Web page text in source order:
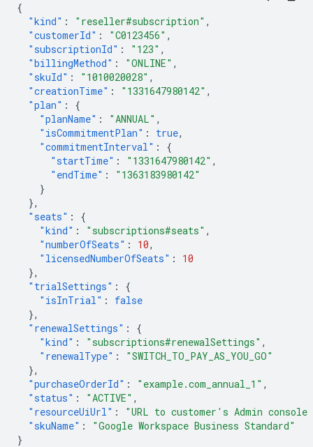
{
"kind" : "reseller#subscription" ,
"customerId" : "C0123456" ,
"subscriptionId" : "123" ,
"billingMethod" : "ONLINE" ,
"skuId" : "1010020028" ,
"creationTime" : "1331647980142" ,
"plan" :
{
"planName" : "ANNUAL" ,
"isCommitmentPlan" : true,
"commitmentInterval" :
{
"startTime" : "1331647980142" ,
"endTime" :
"1363183980142"
}
},
"seats" :
{
"kind" : "subscriptions#seats" ,
"numberOfSeats" : 10,
"licensedNumberOfSeats" :
10
},
"trialSettings" :
{
"isInTrial" :
false
},
"renewalSettings" :
{
"kind" : "subscriptions#renewalSettings" ,
"renewalType" :
"SWITCH_TO_PAY_AS_YOU_GO"
},
"purchaseOrderId" : "example.com_annual_1" ,
"status" : "ACTIVE" ,
"resourceUiUrl" :
"URL to customer's Admin console
"skuName" :
"Google Workspace Business Standard"
}